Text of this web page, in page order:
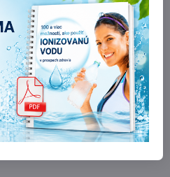
Doplnok stravy. Antibi sa
ako 12 rokov, tehotným a
reakciou na včelie produkty a
stravy. Neprekračujte odporúčané
mimo dosahu detí. Skladujte pri
Fínsko.